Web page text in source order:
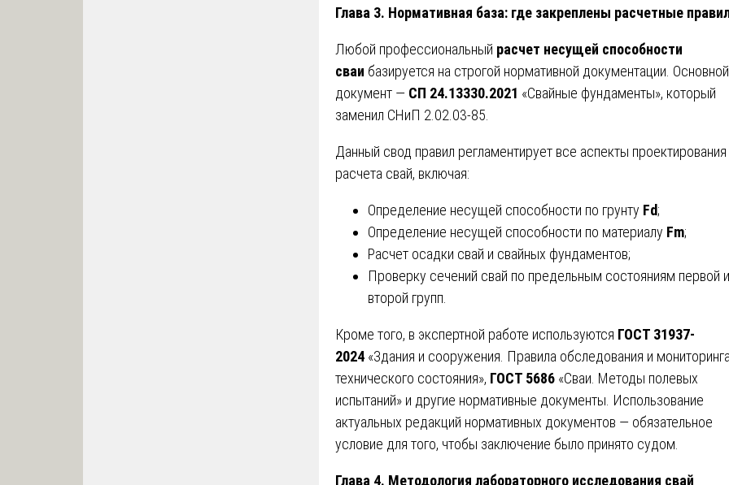
Глава 3. Нормативная база: где закреплены расчетные
Любой профессиональный расчет несущей способности
сваи базируется на строгой нормативной документации. Основной
документ — СП 24.13330.2021 «Свайные фундаменты», который
заменил СНиП 2.02.03-85.
Данный свод правил регламентирует все аспекты проектирования
расчета свай, включая:
Определение несущей способности по грунту Fd;
Определение несущей способности по материалу Fm;
Расчет осадки свай и свайных фундаментов;
Проверку сечений свай по предельным состояниям первой и
второй групп.
Кроме того, в экспертной работе используются ГОСТ 31937-
2024 «Здания и сооружения. Правила обследования и
технического состояния», ГОСТ 5686 «Сваи. Методы полевых
испытаний» и другие нормативные документы. Использование
актуальных редакций нормативных документов — обязательное
условие для того, чтобы заключение было принято судом.
Глава 4. Методология лабораторного исследования свай